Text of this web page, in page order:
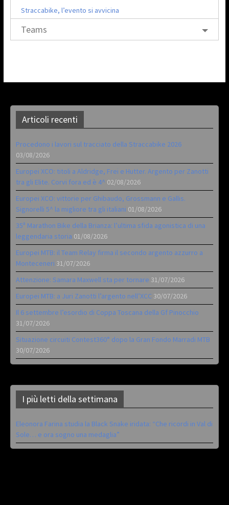
Straccabike, l’evento si avvicina
Teams
Articoli recenti
Procedono i lavori sul tracciato della Straccabike 2026
03/08/2026
Europei XCO: titoli a Aldridge, Frei e Hutter. Argento per Zanotti
tra gli Elite. Corvi fora ed è 4^ 02/08/2026
Europei XCO: vittorie per Ghibaudo, Grossmann e Gallis.
Signorelli 5^ la migliore tra gli italiani 01/08/2026
35ª Marathon Bike della Brianza: l’ultima sfida agonistica di una
leggendaria storia 01/08/2026
Europei MTB: il Team Relay firma il secondo argento azzurro a
Monteceneri 31/07/2026
Attenzione: Samara Maxwell sta per tornare 31/07/2026
Europei MTB: a Juri Zanotti l’argento nell’XCC 30/07/2026
Il 6 settembre l’esordio di Coppa Toscana della Gf Pinocchio
31/07/2026
Situazione circuiti Contest360° dopo la Gran Fondo Marradi MTB
30/07/2026
I più letti della settimana
Eleonora Farina studia la Black Snake iridata: “Che ricordi in Val di
Sole… e ora sogno una medaglia”